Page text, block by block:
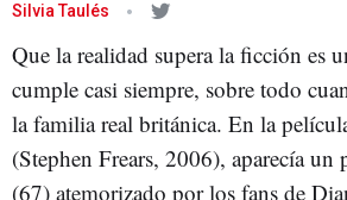
Silvia Taulés
Que la realidad supera la ficción es
cumple casi siempre, sobre todo
la familia real británica. En la
(Stephen Frears, 2006), aparecía un
(67) atemorizado por los fans de